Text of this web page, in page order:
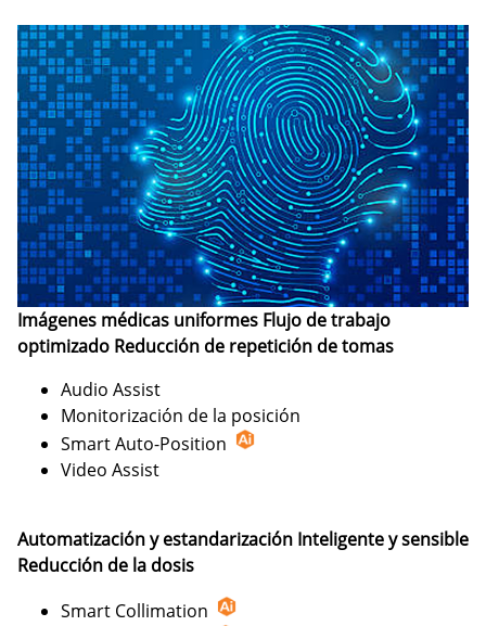
Imágenes médicas uniformes Flujo de trabajo
optimizado Reducción de repetición de tomas
Audio Assist
Monitorización de la posición
Smart Auto-Position
Video Assist
Automatización y estandarización Inteligente y sensible
Reducción de la dosis
Smart Collimation